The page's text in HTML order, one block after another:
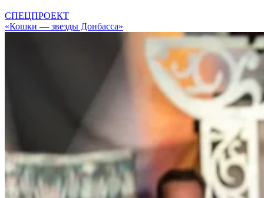
СПЕЦПРОЕКТ
«Кошки — звезды Донбасса»